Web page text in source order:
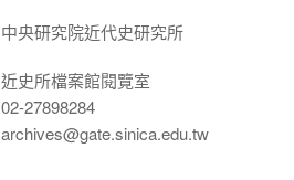
中央研究院近代史研究所
近史所檔案館閱覽室
02-27898284
archives@gate.sinica.edu.tw